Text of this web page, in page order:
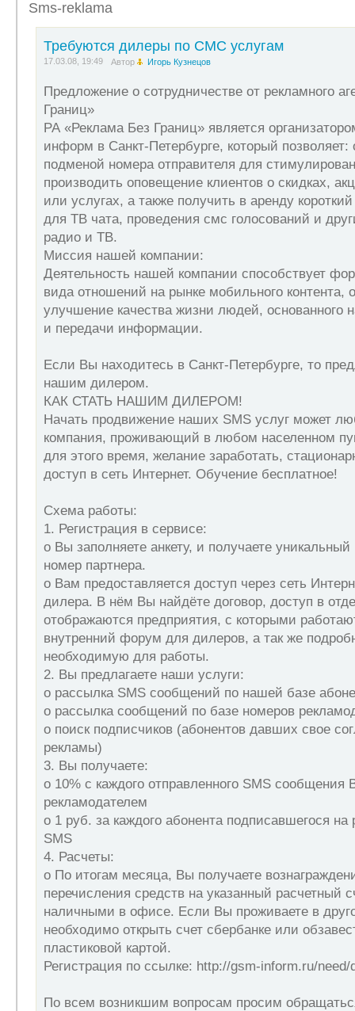
НАШИМ ДИЛЕРОМ! Начать продвижение наших SMS
через сеть Интернет в личный кабинет дилера. В нём Вы
которыми работают другие дилеры, внутренний форум
подписчиков (абонентов давших свое согласие на
рекламодателем o 1 руб. за каждого абонента
вознаграждение, путем перечисления средств на
городе, то Вам необходимо открыть счет сбербанке или
inform.ru/need/dealer.php По всем возникшим вопросам
reklama@mobreklama.ru Кузнецов Игорь
Sms-reklama
Требуются дилеры по СМС услугам
17.03.08, 19:49 Автор Игорь Кузнецов
Предложение о сотрудничестве от рекламного
Границ»
РА «Реклама Без Границ» является
информ в Санкт-Петербурге, который позволяет:
подменой номера отправителя для
производить оповещение клиентов о скидках,
или услугах, а также получить в аренду
для ТВ чата, проведения смс голосований и
радио и ТВ.
Миссия нашей компании:
Деятельность нашей компании способствует
вида отношений на рынке мобильного контента,
улучшение качества жизни людей, основанного
и передачи информации.
Если Вы находитесь в Санкт-Петербурге, то
нашим дилером.
КАК СТАТЬ НАШИМ ДИЛЕРОМ!
Начать продвижение наших SMS услуг может
компания, проживающий в любом населенном
для этого время, желание заработать,
доступ в сеть Интернет. Обучение бесплатное!
Схема работы:
1. Регистрация в сервисе:
o Вы заполняете анкету, и получаете
номер партнера.
o Вам предоставляется доступ через сеть
дилера. В нём Вы найдёте договор, доступ в
отображаются предприятия, с которыми
внутренний форум для дилеров, а так же
необходимую для работы.
2. Вы предлагаете наши услуги:
o рассылка SMS сообщений по нашей базе
o рассылка сообщений по базе номеров
o поиск подписчиков (абонентов давших свое
рекламы)
3. Вы получаете:
o 10% с каждого отправленного SMS
рекламодателем
o 1 руб. за каждого абонента подписавшегося
SMS
4. Расчеты:
o По итогам месяца, Вы получаете
перечисления средств на указанный расчетный
наличными в офисе. Если Вы проживаете в
необходимо открыть счет сбербанке или
пластиковой картой.
Регистрация по ссылке: http://gsm-inform.ru/need/
По всем возникшим вопросам просим